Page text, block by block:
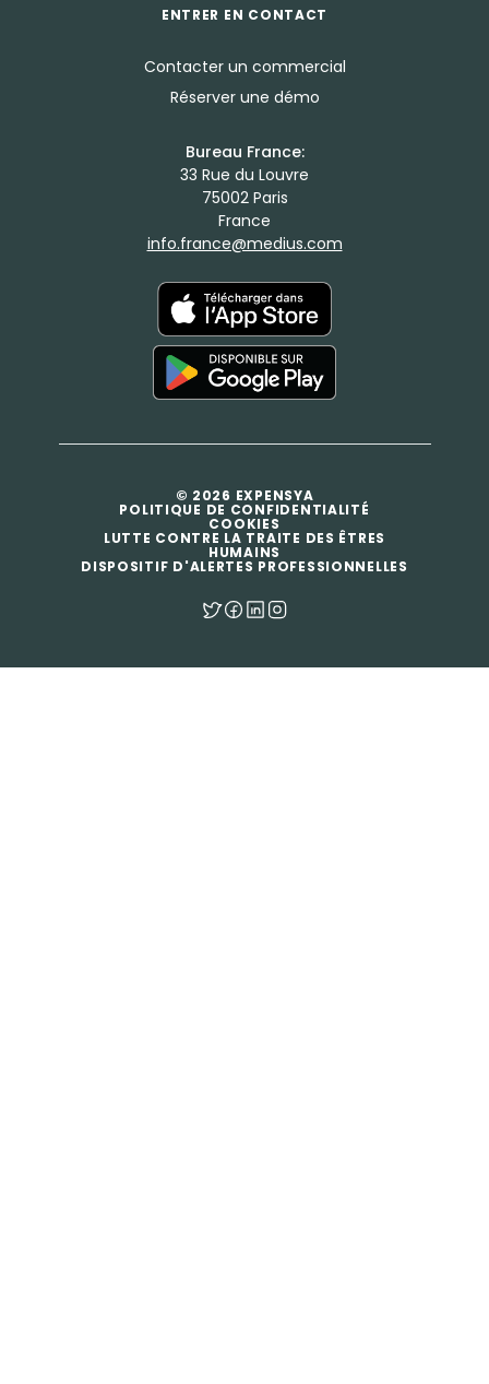
ENTRER EN CONTACT
Contacter un commercial
Réserver une démo
Bureau France:
33 Rue du Louvre
75002 Paris
France
info.france@medius.com
© 2026 EXPENSYA
POLITIQUE DE CONFIDENTIALITÉ
COOKIES
LUTTE CONTRE LA TRAITE DES ÊTRES
HUMAINS
DISPOSITIF D'ALERTES PROFESSIONNELLES